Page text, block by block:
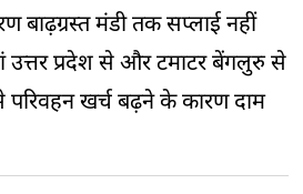
बाढ़ग्रस्त मंडी तक सप्लाई नहीं
प्रदेश से और टमाटर बेंगलुरु से
खर्च बढ़ने के कारण दाम